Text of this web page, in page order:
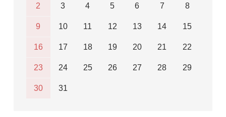
2 3 4 5 6 7 8
9 10 11 12 13 14 15
16 17 18 19 20 21 22
23 24 25 26 27 28 29
30 31